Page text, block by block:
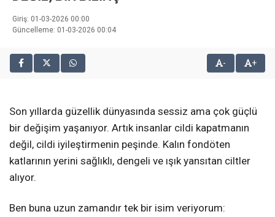
Giriş: 01-03-2026 00:00
Güncelleme: 01-03-2026 00:04
- +
Son yıllarda güzellik dünyasında sessiz ama çok güçlü
bir değişim yaşanıyor. Artık insanlar cildi kapatmanın
değil, cildi iyileştirmenin peşinde. Kalın fondöten
katlarının yerini sağlıklı, dengeli ve ışık yansıtan ciltler
alıyor.
Ben buna uzun zamandır tek bir isim veriyorum: